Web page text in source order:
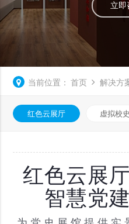
立即
当前位置： 首页 解决方
红色云展厅 虚拟校
红色云展
智慧党